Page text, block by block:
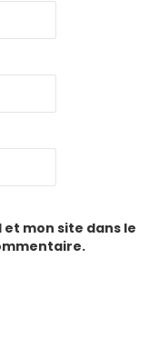
mon site dans le